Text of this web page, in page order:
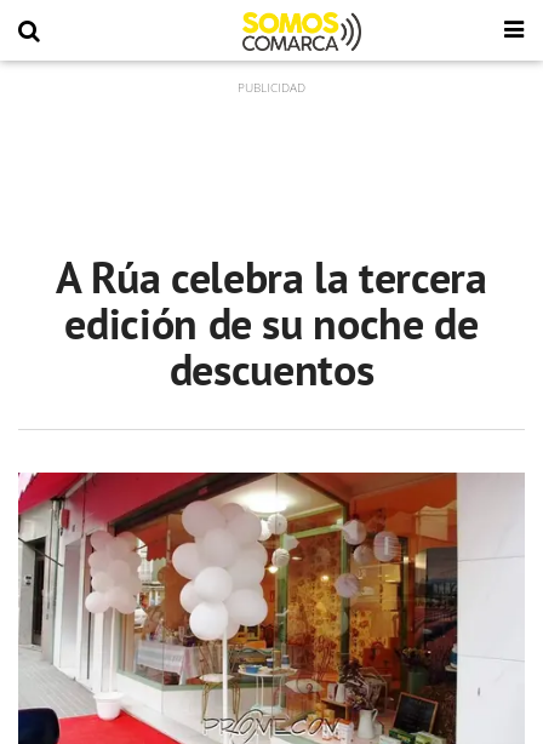
A Rúa celebra la tercera
edición de su noche de
descuentos